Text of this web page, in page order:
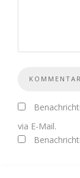
via E-Mail.